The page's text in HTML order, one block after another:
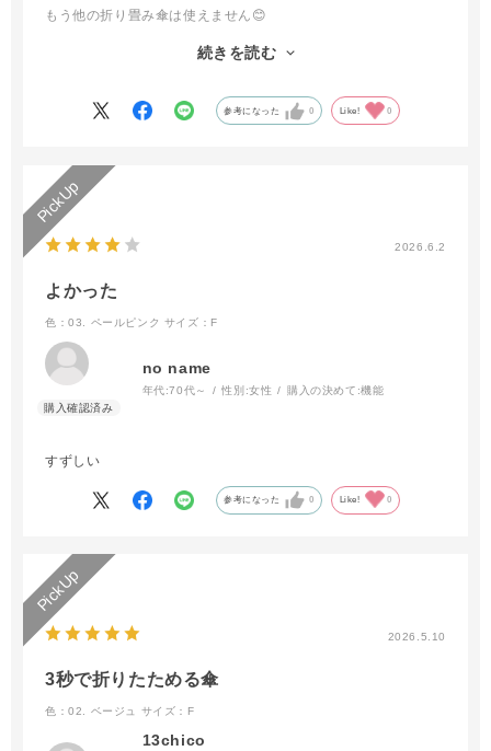
もう他の折り畳み傘は使えません😊
は多骨の長傘を使う意外）
傘袋もゆとりある大きさになっていて傘袋嫌いで使わなかった私
が喜んで使っています😆
どんどん使い易く考えていただきありがとうございます 今後も
素敵な傘を楽しみにしています（カラーやデザイン展開なども）
続きを読む
参考になった 0 Like! 0
2026.6.2
よかった
色：03. ペールピンク サイズ：F
no name
年代:70代～ 性別:女性 購入の決めて:機能
すずしい
参考になった 0 Like! 0
2026.5.10
3秒で折りたためる傘
色：02. ベージュ サイズ：F
13chico